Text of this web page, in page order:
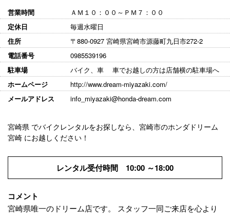
営業時間
ＡＭ１０：００～ＰＭ７：００
定休日
毎週水曜日
住所
〒880-0927 宮崎県宮崎市源藤町九日市272-2
電話番号
0985539196
駐車場
バイク、車 車でお越しの方は店舗横の駐車場へ
ホームページ
http://www.dream-miyazaki.com/
メールアドレス
info_miyazaki@honda-dream.com
宮崎県 でバイクレンタルをお探しなら、宮崎市のホンダドリーム
宮崎 にお越しください！
レンタル受付時間 10:00 ～18:00
コメント
宮崎県唯一のドリーム店です。 スタッフ一同ご来店を心より